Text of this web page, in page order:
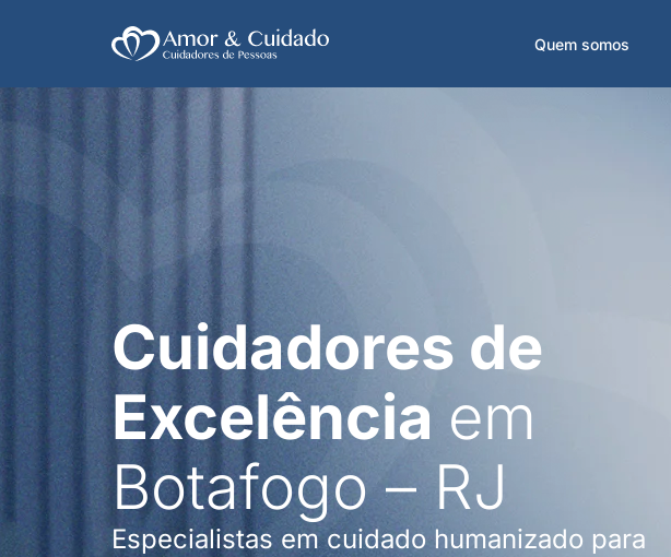
Quem somos
Cuidadores de
Excelência em
Botafogo – RJ
Especialistas em cuidado humanizado para